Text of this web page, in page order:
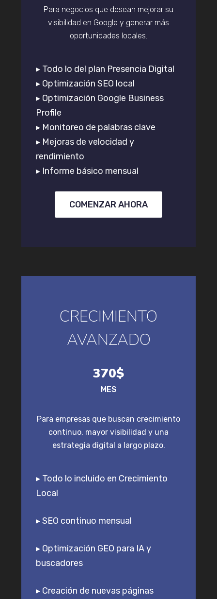
Para negocios que desean mejorar su
visibilidad en Google y generar más
oportunidades locales.
▸ Todo lo del plan Presencia Digital
▸ Optimización SEO local
▸ Optimización Google Business
Profile
▸ Monitoreo de palabras clave
▸ Mejoras de velocidad y
rendimiento
▸ Informe básico mensual
COMENZAR AHORA
CRECIMIENTO
AVANZADO
370$
MES
Para empresas que buscan crecimiento
continuo, mayor visibilidad y una
estrategia digital a largo plazo.
▸ Todo lo incluido en Crecimiento
Local
▸ SEO continuo mensual
▸ Optimización GEO para IA y
buscadores
▸ Creación de nuevas páginas